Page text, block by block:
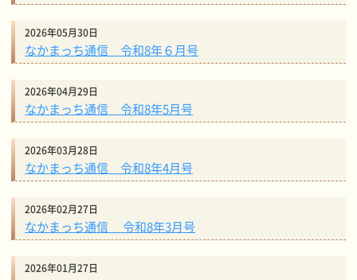
2026年05月30日
なかまっち通信 令和8年６月号
2026年04月29日
なかまっち通信 令和8年5月号
2026年03月28日
なかまっち通信 令和8年4月号
2026年02月27日
なかまっち通信 令和8年3月号
2026年01月27日